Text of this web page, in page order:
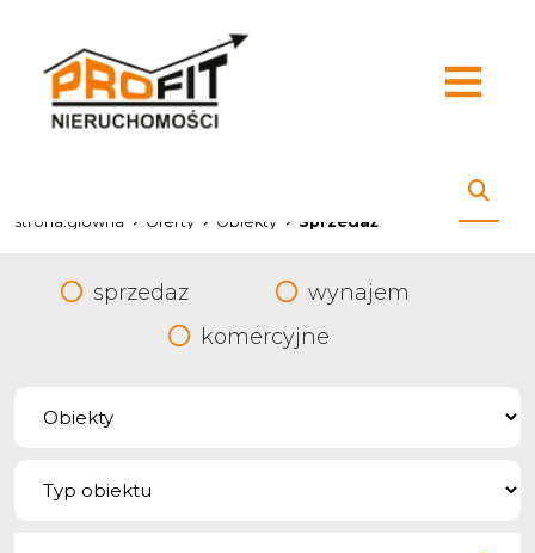
strona.glowna Oferty Obiekty Sprzedaż
sprzedaz
wynajem
komercyjne